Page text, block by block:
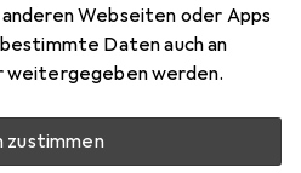
Webseiten oder Apps
Daten auch an
werden.
zustimmen